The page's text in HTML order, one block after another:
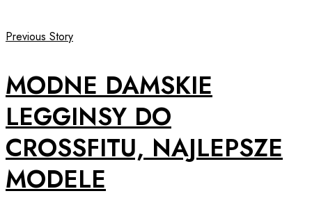
Previous Story
MODNE DAMSKIE
LEGGINSY DO
CROSSFITU, NAJLEPSZE
MODELE